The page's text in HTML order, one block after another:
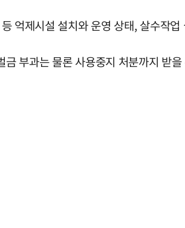
억제시설 설치와 운영 상태, 살수작
부과는 물론 사용중지 처분까지 받